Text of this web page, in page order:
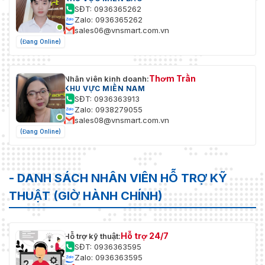
Hình ảnh
Chuyển
ảnh
Cài đặt
hình ảnh
Độ bão hòa, độ sáng, độ tương phản, độ sắc nét
Dải động
SNR ≥ 52dB
Làm mờ
Đúng
Chuyển
đổi Ngày/
Đêm
ngày, đêm, tự động, chuyển đổi theo lịch trình
(Đang Online)
SĐT: 0936365262
Zalo: 0936365262
sales06@vnsmart.com.vn
(Đang Online)
Nhân viên kinh doanh:Thơm Trần
KHU VỰC MIỀN NAM
SĐT: 0936363913
Zalo: 0938279055
sales08@vnsmart.com.vn
- DANH SÁCH NHÂN VIÊN HỖ TRỢ KỸ
THUẬT (GIỜ HÀNH CHÍNH)
Hỗ trợ kỹ thuật:Hỗ trợ 24/7
SĐT: 0936363595
Zalo: 0936363595